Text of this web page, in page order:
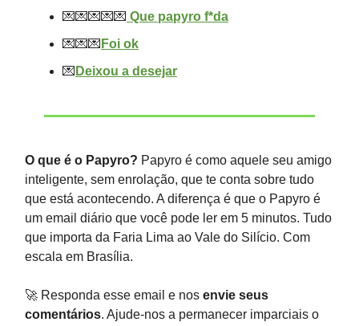
💌💌💌💌💌 Que papyro f*da
💌💌💌 Foi ok
💌 Deixou a desejar
O que é o Papyro? Papyro é como aquele seu amigo
inteligente, sem enrolação, que te conta sobre tudo
que está acontecendo. A diferença é que o Papyro é
um email diário que você pode ler em 5 minutos. Tudo
que importa da Faria Lima ao Vale do Silício. Com
escala em Brasília.
🚀 Responda esse email e nos envie seus
comentários. Ajude-nos a permanecer imparciais o